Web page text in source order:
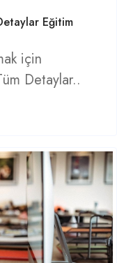
Eğitim
için
Detaylar..